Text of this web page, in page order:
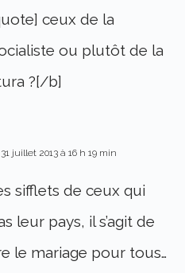
ceux de la
ou plutôt de la
?[/b]
juillet 2013 à 16 h 19 min
sifflets de ceux qui
leur pays, il s’agit de
le mariage pour tous…